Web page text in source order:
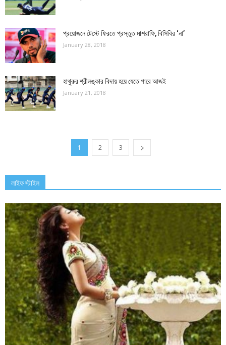
প্রয়োজনে টেস্টে ফিরতে প্রস্তুত মাশরাফি, বিসিবির ‘না’
January 28, 2018
হাথুরুর শ্রীলঙ্কার বিদায় হয়ে যেতে পারে আজই
January 21, 2018
1 2 3
লাইফ স্টাইল